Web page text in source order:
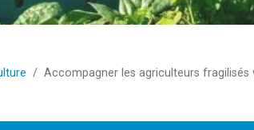
Accompagner les agriculteurs fragilisés